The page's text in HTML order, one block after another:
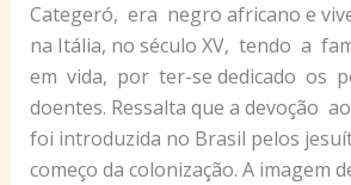
Categeró, era negro africano e
na Itália, no século XV, tendo a
em vida, por ter-se dedicado os
doentes. Ressalta que a devoção
foi introduzida no Brasil pelos
começo da colonização. A imagem